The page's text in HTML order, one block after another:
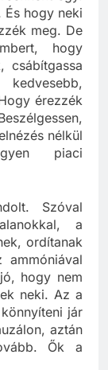
egy.
És hogy neki
meg. De
hogy
érezzék
nélkül
piaci
Szóval
a
ordítanak
hogy nem
neki. Az a
jár
aztán
Ők a